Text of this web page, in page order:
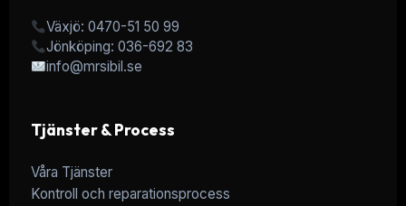
Växjö: 0470-51 50 99
Jönköping: 036-692 83
info@mrsibil.se
Tjänster & Process
Våra Tjänster
Kontroll och reparationsprocess